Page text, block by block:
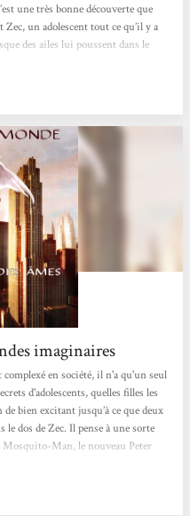
une très bonne découverte que
un adolescent tout ce qu’il y a
des ailes lui poussent dans le
commente son blog en lui
imaginaires
en société, il n'a qu'un seul
d'adolescents, quelles filles les
bien excitant jusqu’à ce que deux
le dos de Zec. Il pense à une sorte
Mosquito-Man, le nouveau Peter
pas de l'acné ! Il...